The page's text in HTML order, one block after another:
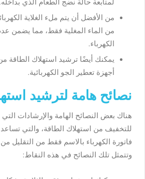
لمتابعة حالة نضج الطعام الذي بداخله.
من الأفضل أن يتم ملء الغلاية
من الماء المغلية فقط، مما يضمن
الكهرباء.
يمكنك أيضًا ترشيد استهلاك الطاقة
أجهزة تعطير الجو الكهربائية.
نصائح هامة لترشيد
هناك بعض النصائح الهامة والإرشادات
للتخفيف من استهلاك الطاقة، والتي
فاتورة الكهرباء بالاسم فقط من التقليل من
وتتمثل تلك النصائح في هذه النقاط: